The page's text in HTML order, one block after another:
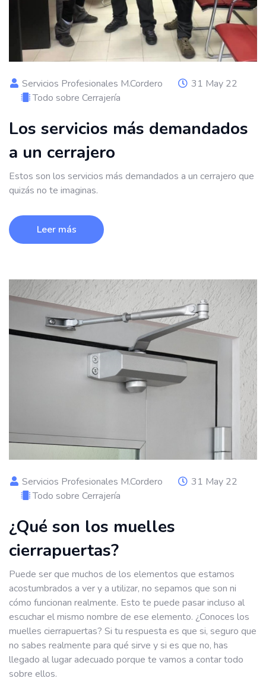
Servicios Profesionales M.Cordero
31 May 22
Todo sobre Cerrajería
Los servicios más demandados
a un cerrajero
Estos son los servicios más demandados a un cerrajero que
quizás no te imaginas.
Leer más
Servicios Profesionales M.Cordero
31 May 22
Todo sobre Cerrajería
¿Qué son los muelles
cierrapuertas?
Puede ser que muchos de los elementos que estamos
acostumbrados a ver y a utilizar, no sepamos que son ni
cómo funcionan realmente. Esto te puede pasar incluso al
escuchar el mismo nombre de ese elemento. ¿Conoces los
muelles cierrapuertas? Si tu respuesta es que si, seguro que
no sabes realmente para qué sirve y si es que no, has
llegado al lugar adecuado porque te vamos a contar todo
sobre ellos.